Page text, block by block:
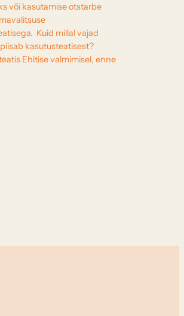
või kasutamise otstarbe
Kuid millal vajad
kasutusteatisest?
Ehitise valmimisel, enne